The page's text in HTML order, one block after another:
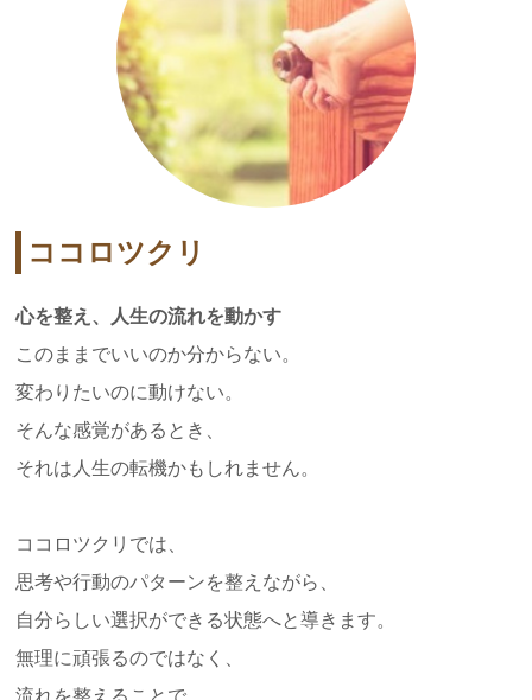
ココロツクリ
心を整え、人生の流れを動かす
このままでいいのか分からない。
変わりたいのに動けない。
そんな感覚があるとき、
それは人生の転機かもしれません。
ココロツクリでは、
思考や行動のパターンを整えながら、
自分らしい選択ができる状態へと導きます。
無理に頑張るのではなく、
流れを整えることで